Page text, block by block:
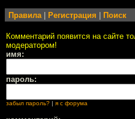
Правила| Регистрация Поиск
Комментарий появится на сайте
модератором!
имя:
пароль:
забыл пароль? | я с форума